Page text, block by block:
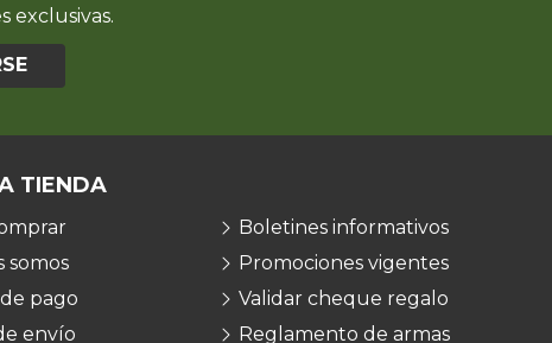
exclusivas.
TIENDA
somos
pago
envío
Boletines informativos
Promociones vigentes
Validar cheque regalo
Reglamento de armas